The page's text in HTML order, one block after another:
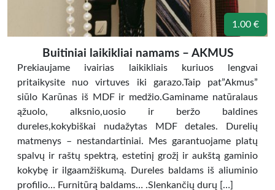
1.00 €
Buitiniai laikikliai namams – AKMUS
Prekiaujame ivairias laikikliais kuriuos lengvai
pritaikysite nuo virtuves iki garazo.Taip pat”Akmus”
siūlo Karūnas iš MDF ir medžio.Gaminame natūralaus
ąžuolo, alksnio,uosio ir beržo baldines
dureles,kokybiškai nudažytas MDF detales. Durelių
matmenys – nestandartiniai. Mes garantuojame platų
spalvų ir raštų spektrą, estetinį grožį ir aukštą gaminio
kokybę ir ilgaamžiškumą. Dureles baldams iš aliuminio
profilio… Furnitūrą baldams… .Slenkančių durų […]